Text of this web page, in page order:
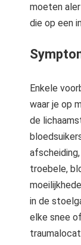
moeten
die op een
Enkele
waar je op
de
troebele,
in de
elke snee